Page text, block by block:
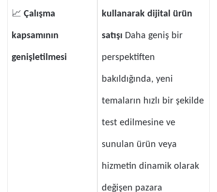
📈 Çalışma
kapsamının
genişletilmesi
kullanarak dijital ürün
satışı Daha geniş bir
perspektiften
bakıldığında, yeni
temaların hızlı bir şekilde
test edilmesine ve
sunulan ürün veya
hizmetin dinamik olarak
değişen pazara